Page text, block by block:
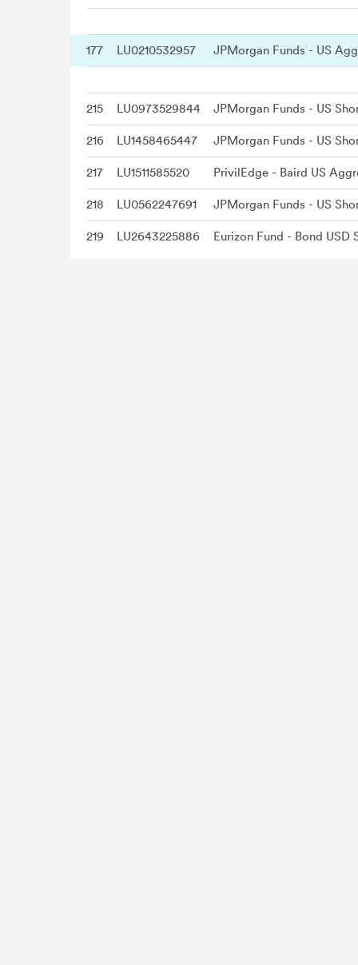
177 LU0210532957
215 LU0973529844
216 LU1458465447
217 LU1511585520
218 LU0562247691
219 LU2643225886